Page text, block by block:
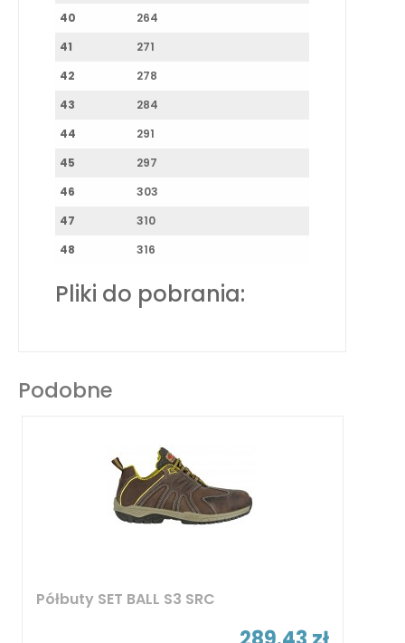
40
264
41
271
42
278
43
284
44
291
45
297
46
303
47
310
48
316
Pliki do pobrania:
Podobne
Półbuty SET BALL S3 SRC